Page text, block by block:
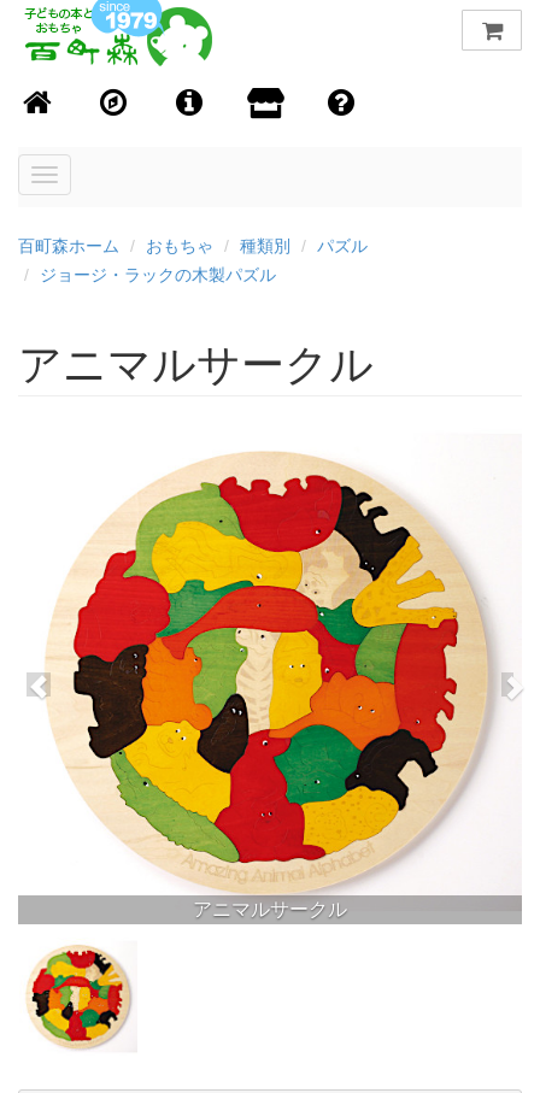
Toggle
百町森ホーム おもちゃ 種類別
パズル
ジョージ・ラックの木製パズル
アニマルサークル
アニマルサークル